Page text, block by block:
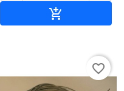

favorite_border